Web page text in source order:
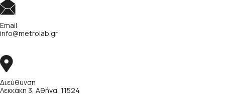
Email
info@metrolab.gr
Διεύθυνση
Λεκκάκη 3, Αθήνα, 11524